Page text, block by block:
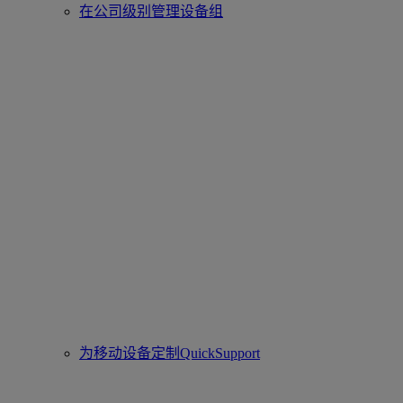
在公司级别管理设备组
为移动设备定制QuickSupport